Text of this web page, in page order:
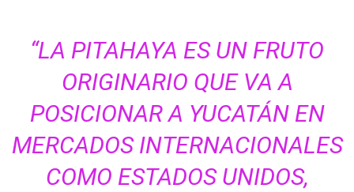
“LA PITAHAYA ES UN FRUTO
ORIGINARIO QUE VA A
POSICIONAR A YUCATÁN EN
MERCADOS INTERNACIONALES
COMO ESTADOS UNIDOS,